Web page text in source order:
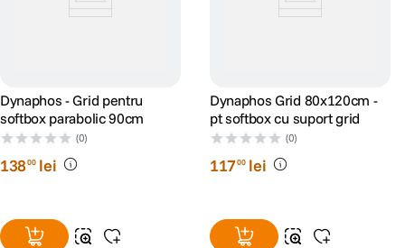
Dynaphos - Grid pentru
softbox parabolic 90cm
(0)
13800 lei
Dynaphos Grid 80x120cm -
pt softbox cu suport grid
(0)
11700 lei